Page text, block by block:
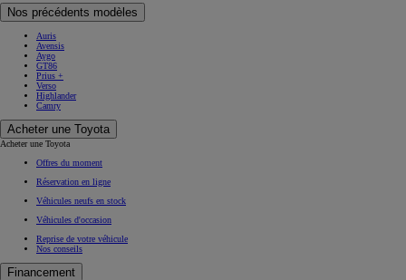
Nos précédents modèles
Auris
Avensis
Aygo
GT86
Prius +
Verso
Highlander
Camry
Acheter une Toyota
Acheter une Toyota
Offres du moment
Réservation en ligne
Véhicules neufs en stock
Véhicules d'occasion
Reprise de votre véhicule
Nos conseils
Financement